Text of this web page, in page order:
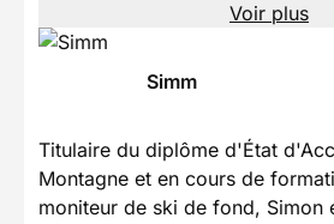
Voir plus
Simm
Titulaire du diplôme d'État
Montagne et en cours de
moniteur de ski de fond, Simon